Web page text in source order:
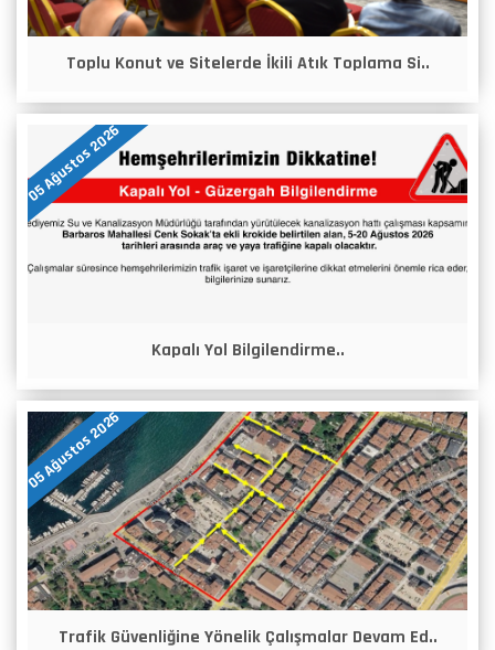
Toplu Konut ve Sitelerde İkili Atık Toplama Si..
05 Ağustos 2026
Kapalı Yol Bilgilendirme..
05 Ağustos 2026
Trafik Güvenliğine Yönelik Çalışmalar Devam Ed..